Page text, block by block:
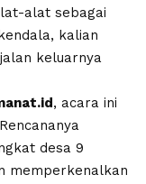
alat sebagai
kalian
keluarnya
, acara ini
desa 9
memperkenalkan